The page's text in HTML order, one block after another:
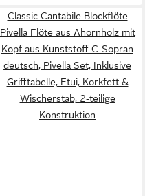
Classic Cantabile Blockflöte
Pivella Flöte aus Ahornholz mit
Kopf aus Kunststoff C-Sopran
deutsch, Pivella Set, Inklusive
Grifftabelle, Etui, Korkfett &
Wischerstab, 2-teilige
Konstruktion